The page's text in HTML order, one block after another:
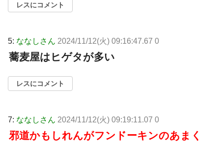
レスにコメント
5: ななしさん 2024/11/12(火) 09:16:47.67 0
蕎麦屋はヒゲタが多い
レスにコメント
7: ななしさん 2024/11/12(火) 09:19:11.07 0
邪道かもしれんがフンドーキンのあまく